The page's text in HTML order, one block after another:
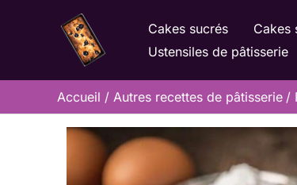
Cakes sucrés Cakes
Ustensiles de pâtisserie
Accueil Autres recettes de pâtisserie